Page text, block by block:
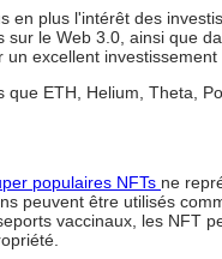
en plus l'intérêt des
le Web 3.0, ainsi que
excellent
que ETH, Helium, Theta,
populaires NFTs ne
peuvent être utilisés
vaccinaux, les NFT